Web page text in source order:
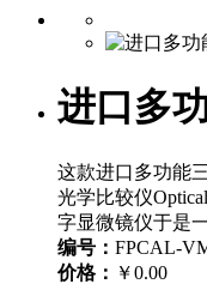
进口多
这款进口多功能
光学比较仪
字显微镜仪于是
编号： FPCAL-
价格： ￥0.00